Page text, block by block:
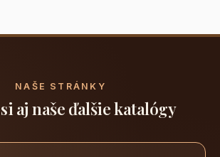
NAŠE STRÁNKY
aj naše ďalšie katalógy